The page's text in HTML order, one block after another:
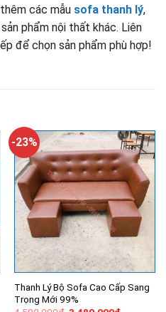
các mẫu sofa thanh lý,
phẩm nội thất khác. Liên
để chọn sản phẩm phù hợp!
-23%
Thanh Lý Bộ Sofa Cao Cấp Sang
Trọng Mới 99%